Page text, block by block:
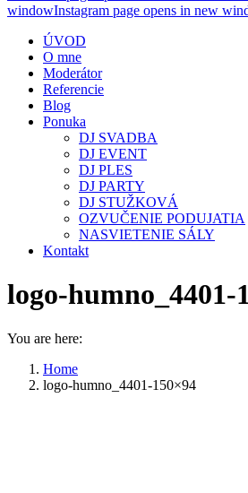
windowInstagram page opens in new
ÚVOD
O mne
Moderátor
Referencie
Blog
Ponuka
DJ SVADBA
DJ EVENT
DJ PLES
DJ PARTY
DJ STUŽKOVÁ
OZVUČENIE PODUJATIA
NASVIETENIE SÁLY
Kontakt
logo-humno_4401-
You are here:
Home
logo-humno_4401-150×94